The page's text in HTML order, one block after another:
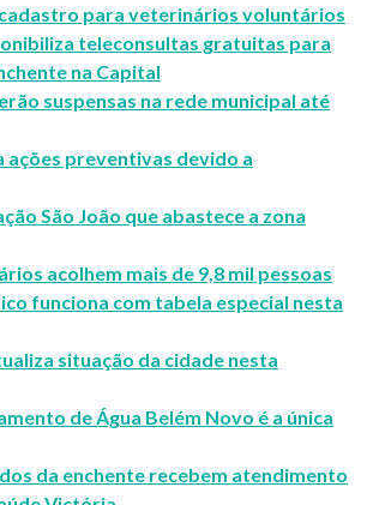
para veterinários voluntários
teleconsultas gratuitas para
na Capital
suspensas na rede municipal até
ações preventivas devido a
São João que abastece a zona
acolhem mais de 9,8 mil pessoas
funciona com tabela especial nesta
situação da cidade nesta
de Água Belém Novo é a única
da enchente recebem atendimento